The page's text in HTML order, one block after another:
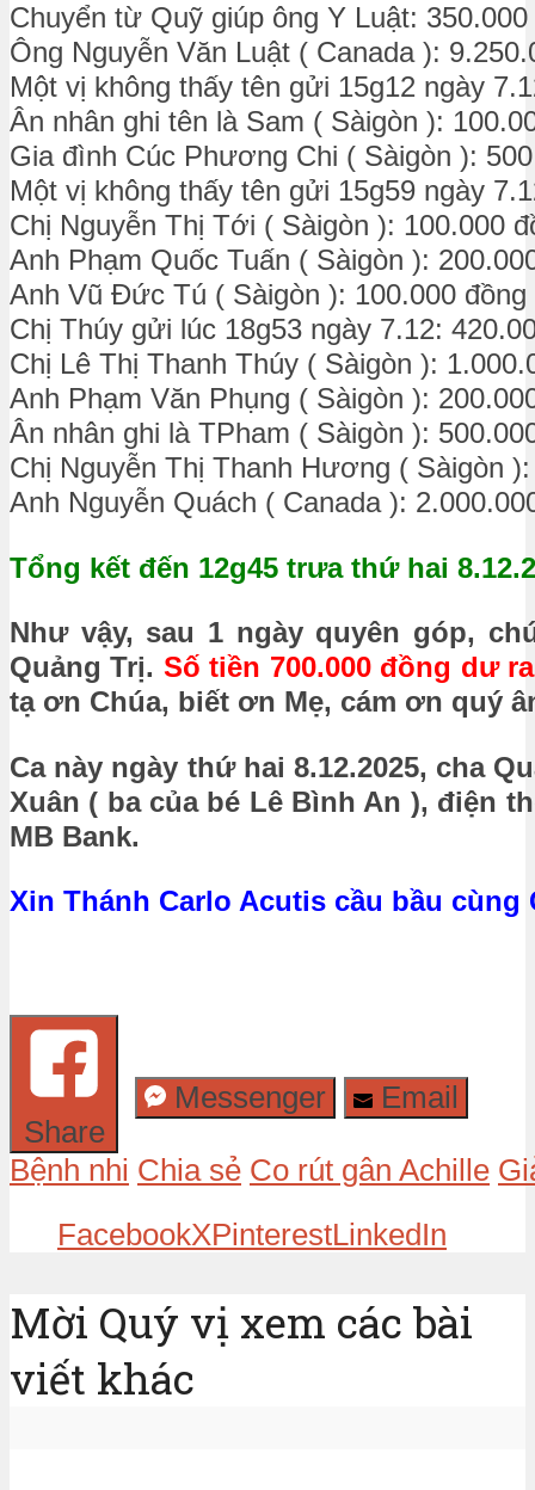
Chuyển từ Quỹ giúp ông Y Luật: 350.000
Ông Nguyễn Văn Luật ( Canada ):
Một vị không thấy tên gửi 15g12 ngày
Ân nhân ghi tên là Sam ( Sàigòn ):
Gia đình Cúc Phương Chi ( Sàigòn ):
Một vị không thấy tên gửi 15g59 ngày
Chị Nguyễn Thị Tới ( Sàigòn ): 100.000
Anh Phạm Quốc Tuấn ( Sàigòn ):
Anh Vũ Đức Tú ( Sàigòn ): 100.000 đồng
Chị Thúy gửi lúc 18g53 ngày 7.12:
Chị Lê Thị Thanh Thúy ( Sàigòn ):
Anh Phạm Văn Phụng ( Sàigòn ):
Ân nhân ghi là TPham ( Sàigòn ):
Chị Nguyễn Thị Thanh Hương ( Sàigòn
Anh Nguyễn Quách ( Canada ):
Tổng kết đến 12g45 trưa thứ hai
Như vậy, sau 1 ngày quyên góp,
Quảng Trị. Số tiền 700.000 đồng dư
tạ ơn Chúa, biết ơn Mẹ, cám ơn quý
Ca này ngày thứ hai 8.12.2025, cha
Xuân ( ba của bé Lê Bình An ), điện
MB Bank.
Xin Thánh Carlo Acutis cầu bầu
Share
Messenger Email
Bệnh nhi Chia sẻ Co rút gân Achille
FacebookXPinterestLinkedIn
Mời Quý vị xem các bài
viết khác